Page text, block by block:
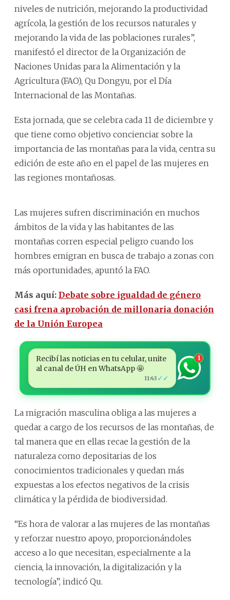
niveles de nutrición, mejorando la productividad
agrícola, la gestión de los recursos naturales y
mejorando la vida de las poblaciones rurales”,
manifestó el director de la Organización de
Naciones Unidas para la Alimentación y la
Agricultura (FAO), Qu Dongyu, por el Día
Internacional de las Montañas.
Esta jornada, que se celebra cada 11 de diciembre y
que tiene como objetivo concienciar sobre la
importancia de las montañas para la vida, centra su
edición de este año en el papel de las mujeres en
las regiones montañosas.
Las mujeres sufren discriminación en muchos
ámbitos de la vida y las habitantes de las
montañas corren especial peligro cuando los
hombres emigran en busca de trabajo a zonas con
más oportunidades, apuntó la FAO.
Más aquí: Debate sobre igualdad de género
casi frena aprobación de millonaria donación
de la Unión Europea
Recibí las noticias en tu celular, unite
al canal de ÚH en WhatsApp 🤩
11:43 ✓✓
1
La migración masculina obliga a las mujeres a
quedar a cargo de los recursos de las montañas, de
tal manera que en ellas recae la gestión de la
naturaleza como depositarias de los
conocimientos tradicionales y quedan más
expuestas a los efectos negativos de la crisis
climática y la pérdida de biodiversidad.
“Es hora de valorar a las mujeres de las montañas
y reforzar nuestro apoyo, proporcionándoles
acceso a lo que necesitan, especialmente a la
ciencia, la innovación, la digitalización y la
tecnología”, indicó Qu.